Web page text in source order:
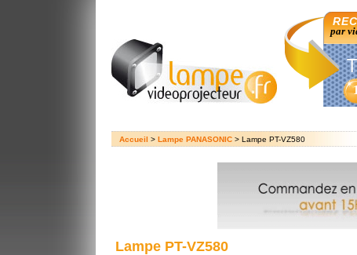
par
1
Accueil > Lampe PANASONIC > Lampe PT-VZ580
Lampe PT-VZ580